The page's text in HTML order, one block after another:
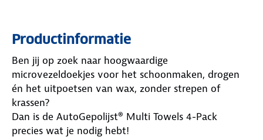
Productinformatie
Ben jij op zoek naar hoogwaardige
microvezeldoekjes voor het schoonmaken, drogen
én het uitpoetsen van wax, zonder strepen of
krassen?
Dan is de AutoGepolijst® Multi Towels 4-Pack
precies wat je nodig hebt!